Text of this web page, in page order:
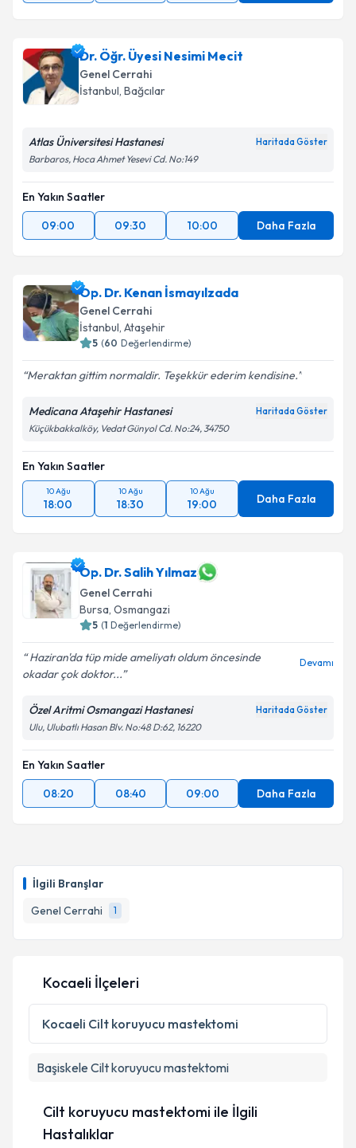
İlgili Branşlar
Genel Cerrahi
1
Dr. Öğr. Üyesi Nesimi Mecit
Genel Cerrahi
İstanbul, Bağcılar
Atlas Üniversitesi Hastanesi Haritada Göster
Barbaros, Hoca Ahmet Yesevi Cd. No:149
En Yakın Saatler
09:00
09:30 10:00 Daha Fazla
Op. Dr. Kenan İsmayılzada
Genel Cerrahi
İstanbul, Ataşehir
5 (60 Değerlendirme)
Meraktan gittim normaldir. Teşekkür ederim kendisine.
Medicana Ataşehir Hastanesi Haritada Göster
Küçükbakkalköy, Vedat Günyol Cd. No:24, 34750
En Yakın Saatler
10 Ağu
18:00
10 Ağu
18:30
10 Ağu
19:00 Daha Fazla
Op. Dr. Salih Yılmaz
Genel Cerrahi
Bursa, Osmangazi
5 (1 Değerlendirme)
Haziran'da tüp mide ameliyatı oldum öncesinde
okadar çok doktor...
Devamı
Özel Aritmi Osmangazi Hastanesi Haritada Göster
Ulu, Ulubatlı Hasan Blv. No:48 D:62, 16220
En Yakın Saatler
08:20
08:40 09:00 Daha Fazla
Kocaeli İlçeleri
Kocaeli Cilt koruyucu mastektomi
Başiskele Cilt koruyucu mastektomi
Cilt koruyucu mastektomi ile İlgili
Hastalıklar